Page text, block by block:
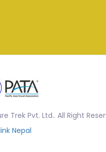
Trek Pvt. Ltd.. All Right
Nepal